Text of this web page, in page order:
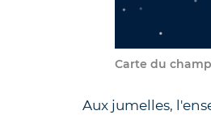
Carte du
Aux jumelles,